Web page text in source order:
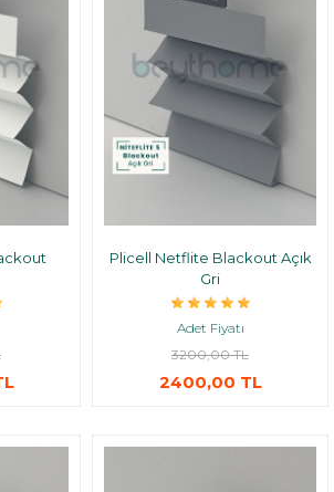
Plicell Netflite Blackout Açık
Gri
Adet Fiyatı
3200,00 TL
2400,00 TL